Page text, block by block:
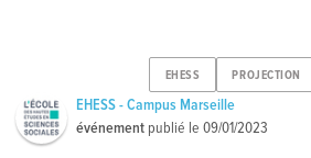
EHESS PROJECTION
EHESS - Campus Marseille
événement publié le09/01/2023